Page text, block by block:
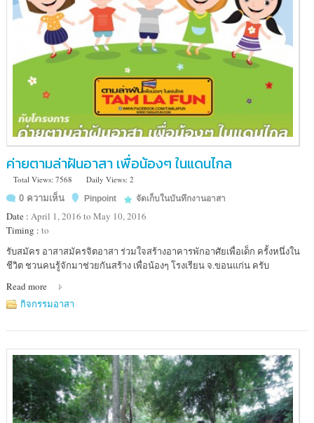
นเรศวร)
ต.ไล่
อ.สังขละบุรี
จ.กาญจนบุรี
ค่ายตามล่าฝันอาสา เพื่อน้องๆ ในแดนไกล
Total Views: 7568
Daily Views: 2
0 ความเห็น
Pinpoint จัดเก็บในบันทึกงานอาสา
Date : April 1, 2016 to May 10, 2016
Timing : to
Location
:
บ้าน
โนน
ต.คำม่วง
อ.เขา
สวน
กวาง
จ.ขอนแก่น
รับสมัคร อาสาสมัครจิตอาสา ร่วมใจสร้างอาคารพักอาศัยเพื่อเด็ก ครั้งหนึ่งใน
ชีวิต ชวนคนรู้จักมาช่วยกันสร้าง เพื่อน้องๆ โรงเรียน จ.ขอนแก่น ครับ
Read more
กิจกรรมอาสา